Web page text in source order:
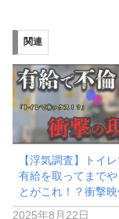
み
中…
関連
【浮気調査】トイ
有給を取ってまでや
とがこれ！？衝撃映
2025年8月22日